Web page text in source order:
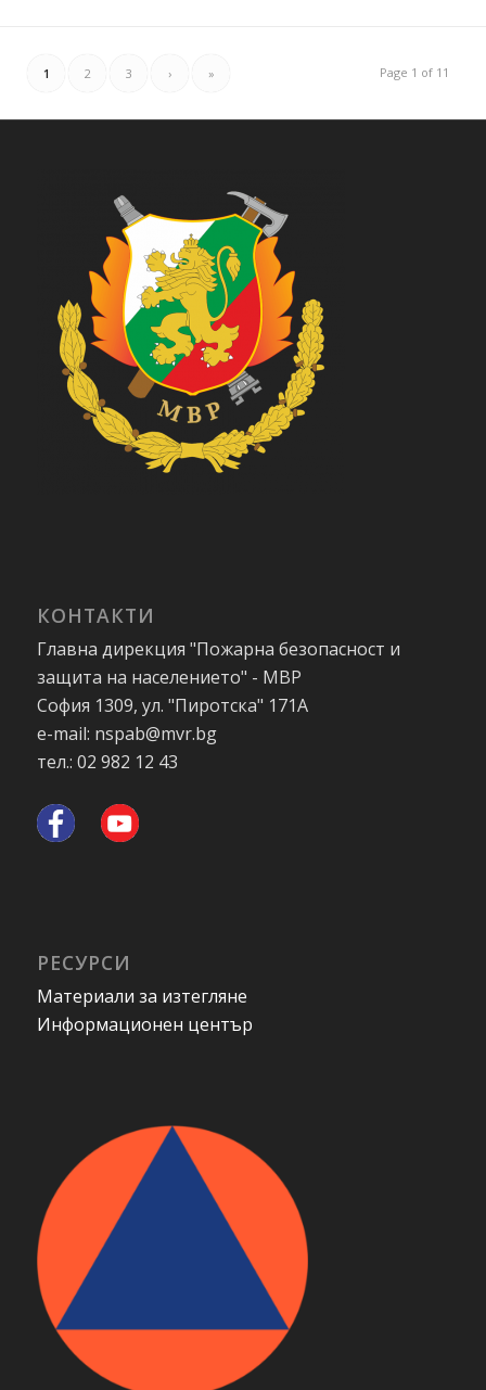
Page 1 of 11
1 2 3 › »
КОНТАКТИ
Главна дирекция "Пожарна безопасност и
защита на населението" - МВР
София 1309, ул. "Пиротска" 171А
e-mail: nspab@mvr.bg
тел.: 02 982 12 43
РЕСУРСИ
Материали за изтегляне
Информационен център